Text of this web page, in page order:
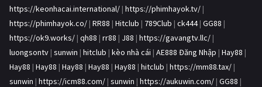
https://keonhacai.international/ | https://phimhayok.tv/ |
https://phimhayok.co/ | RR88 | Hitclub | 789Club | ck444| GG88 |
https://ok9.works/ | qh88 | rr88 | J88 | https://gavangtv.llc/ |
luongsontv | sunwin | hitclub | kèo nhà cái | AE888 Đăng Nhập | Hay88 |
Hay88 | Hay88 | Hay88 | Hay88 | Hay88 | hitclub | https://mm88.tax/ |
sunwin | https://icm88.com/ | sunwin | https://aukuwin.com/ | GG88 |